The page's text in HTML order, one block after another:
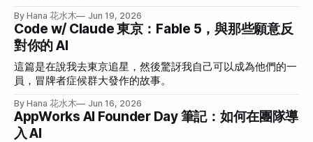
By Hana 花水木 Jun 19, 2026
Code w/ Claude 東京：Fable 5，與那些願意反
對你的 AI
這篇是在說我去東京追星，然後驚訝我自己可以成為他們的一
員，冒牌者症候群大發作的故事。
By Hana 花水木 Jun 16, 2026
AppWorks AI Founder Day 筆記：如何在團隊導
入 AI